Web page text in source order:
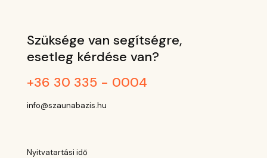
Szüksége van segítségre,
esetleg kérdése van?
+36 30 335 - 0004
info@szaunabazis.hu
Nyitvatartási idő